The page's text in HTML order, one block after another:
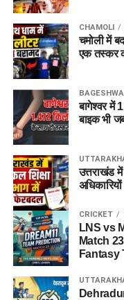
CHAMOLI
चमोली में
एक तस्कर
बागेश्वर में
बाइक भी
उत्तराखंड
CRICKET
LNS vs
Match
Fantasy